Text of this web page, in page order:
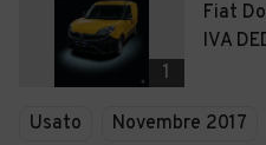
1
Fiat
IVA
Usato Novembre 2017